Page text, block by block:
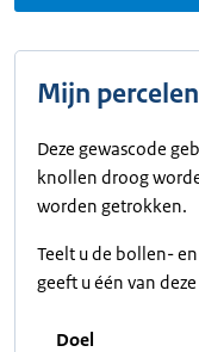
Mijn percelen
Deze gewascode
knollen droog
worden getrokken.
Teelt u de bollen-
geeft u één van
Doel